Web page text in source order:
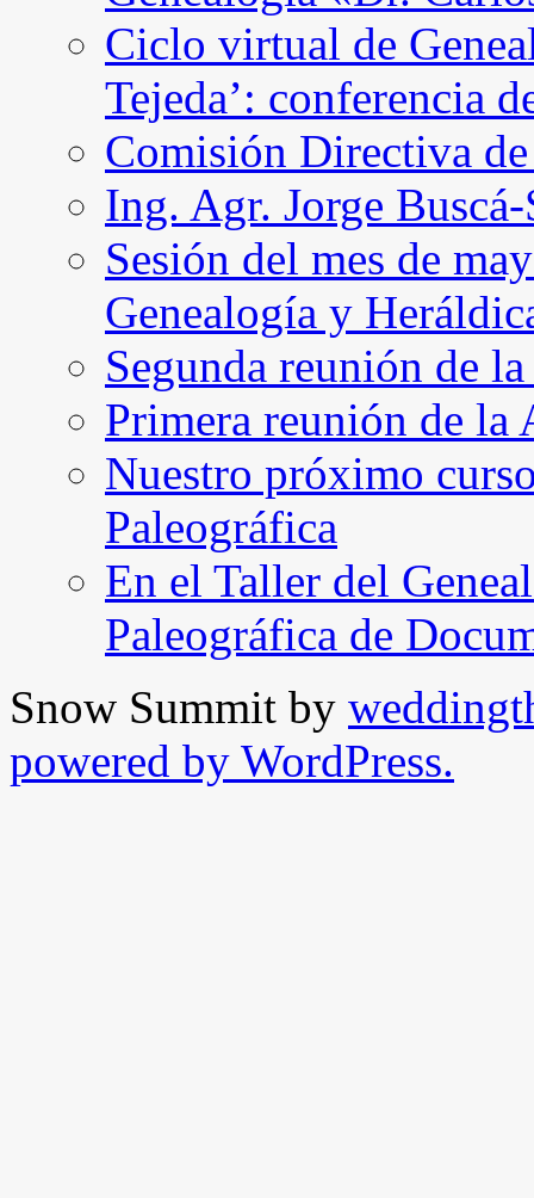
Ciclo virtual de
Tejeda’: conferencia
Comisión Directiva
Ing. Agr. Jorge
Sesión del mes de
Genealogía y
Segunda reunión de
Primera reunión de la
Nuestro próximo
Paleográfica
En el Taller del
Paleográfica de
Snow Summit by
powered by WordPress.